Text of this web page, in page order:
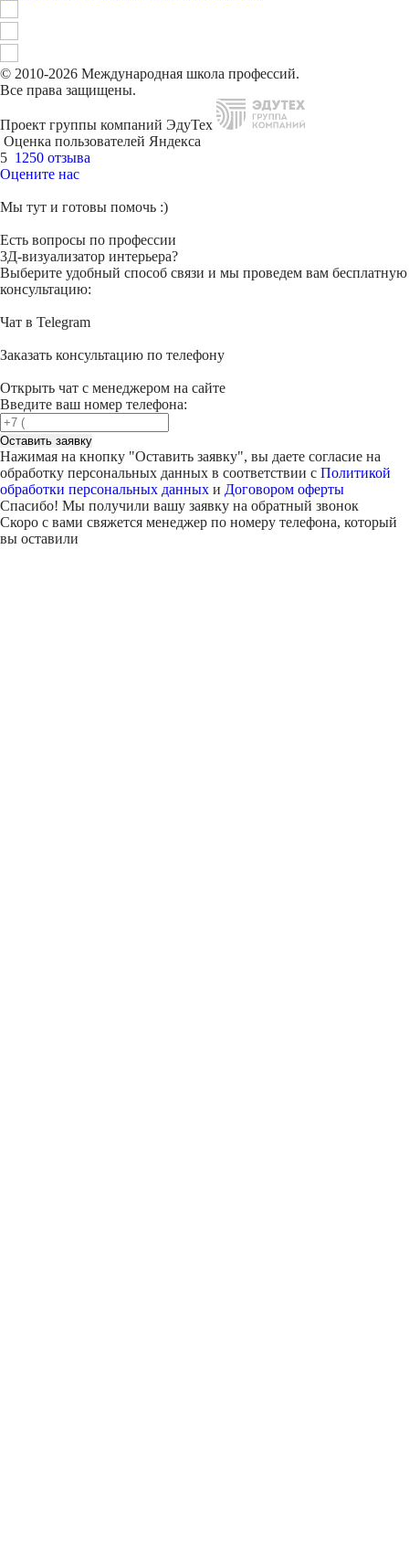
© 2010-2026 Международная школа профессий.
Все права защищены.
Проект группы компаний ЭдуТех
Оценка пользователей Яндекса
5 1250 отзыва
Оцените нас
Мы тут и готовы помочь :)
Есть вопросы по профессии
3Д-визуализатор интерьера?
Выберите удобный способ связи и мы проведем вам бесплатную
консультацию:
Чат в Telegram
Заказать консультацию по телефону
Открыть чат с менеджером на сайте
Введите ваш номер телефона:
Оставить заявку
Нажимая на кнопку "Оставить заявку", вы даете согласие на
обработку персональных данных в соответствии с Политикой
обработки персональных данных и Договором оферты
Спасибо! Мы получили вашу заявку на обратный звонок
Скоро с вами свяжется менеджер по номеру телефона, который
вы оставили